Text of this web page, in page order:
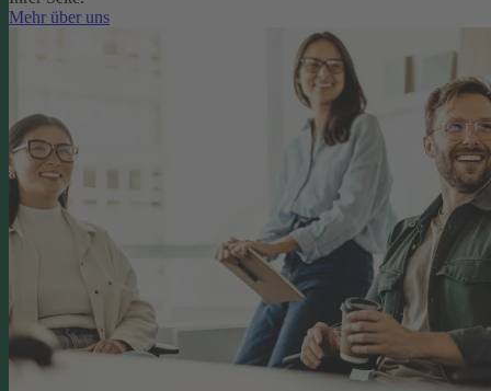
Mehr über uns